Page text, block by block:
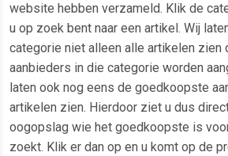
website hebben verzameld. Klik de
u op zoek bent naar een artikel. Wij
categorie niet alleen alle artikelen zien
aanbieders in die categorie worden
laten ook nog eens de goedkoopste
artikelen zien. Hierdoor ziet u dus
oogopslag wie het goedkoopste is
zoekt. Klik er dan op en u komt op de